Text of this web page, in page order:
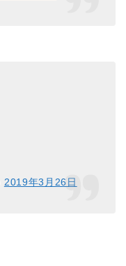
2019年3月26日